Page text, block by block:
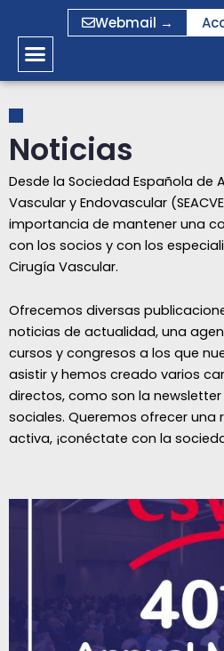
contenido
Webmail →
Noticias
Desde la Sociedad Española de
Vascular y Endovascular
importancia de mantener una
con los socios y con los
Cirugía Vascular.
Ofrecemos diversas
noticias de actualidad, una
cursos y congresos a los que
asistir y hemos creado varios
directos, como son la newsletter
sociales. Queremos ofrecer una
activa, ¡conéctate con la
PáginaPáginaPágina
Página